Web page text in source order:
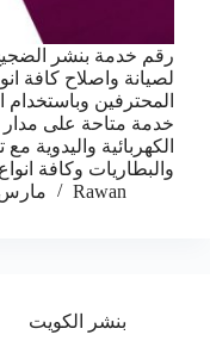
رقم خدمة بنشر
لصيانة واصلاح كافة
المحترفين
خدمة متاحة على مدار
الكهربائية واليدوية
والبطاريات وكافة
Rawan
مارس 26,
بنشر الكويت